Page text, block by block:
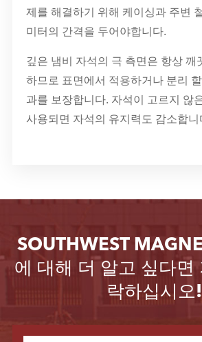
제를 해결하기 위해 케이싱과 주변
미터의 간격을 두어야합니다.
깊은 냄비 자석의 극 측면은 항상 깨
하므로 표면에서 적용하거나 분리
과를 보장합니다. 자석이 고르지 않
사용되면 자석의 유지력도 감소합니
SOUTHWEST
에 대해 더 알고 싶다면
락하십시오!